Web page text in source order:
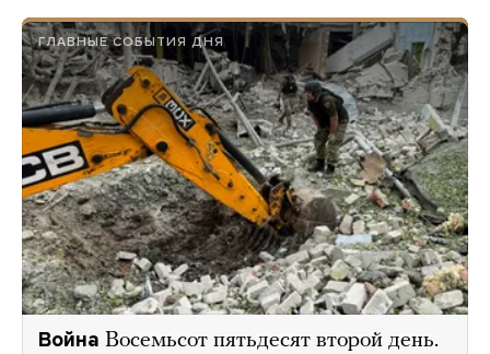
ГЛАВНЫЕ СОБЫТИЯ ДНЯ
Война Восемьсот пятьдесят второй день.